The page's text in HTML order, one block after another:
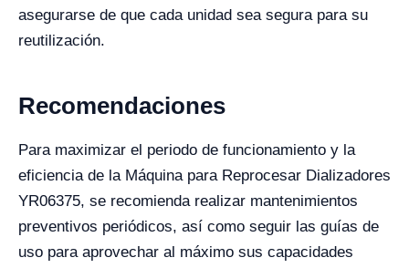
asegurarse de que cada unidad sea segura para su
reutilización.
Recomendaciones
Para maximizar el periodo de funcionamiento y la
eficiencia de la Máquina para Reprocesar Dializadores
YR06375, se recomienda realizar mantenimientos
preventivos periódicos, así como seguir las guías de
uso para aprovechar al máximo sus capacidades